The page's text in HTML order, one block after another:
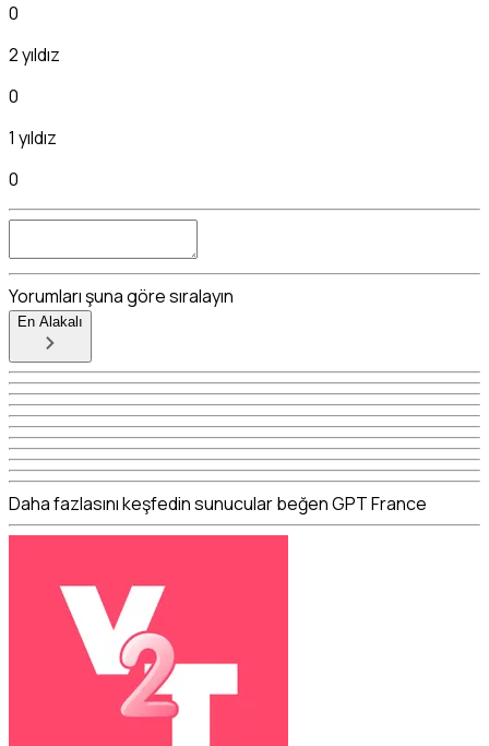
0
2 yıldız
0
1 yıldız
0
Yorumları şuna göre sıralayın
En Alakalı
Daha fazlasını keşfedin sunucular beğen GPT France